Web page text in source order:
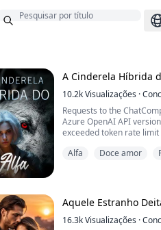
A Cinderela Híbrida
10.2kVisualizações ·
Requests to the
Azure OpenAI API
exceeded token rate limit
https://aka.ms/oai/
Content:
Alfa Doce amor
Aquele Estranho
16.3kVisualizações ·